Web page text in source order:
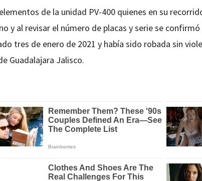
de la unidad PV-400 quienes en su
y al revisar el número de placas y serie se
tres de enero de 2021 y había sido robada sin
Guadalajara Jalisco.